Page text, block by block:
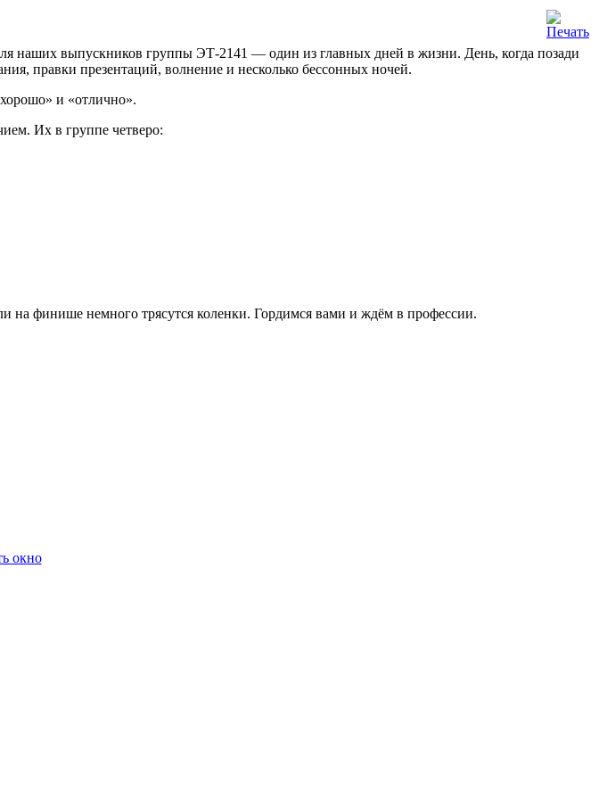
наших выпускников группы ЭТ-2141 — один из главных дней в жизни. День, когда позади
правки презентаций, волнение и несколько бессонных ночей.
и «отлично».
Их в группе четверо:
на финише немного трясутся коленки. Гордимся вами и ждём в профессии.
окно